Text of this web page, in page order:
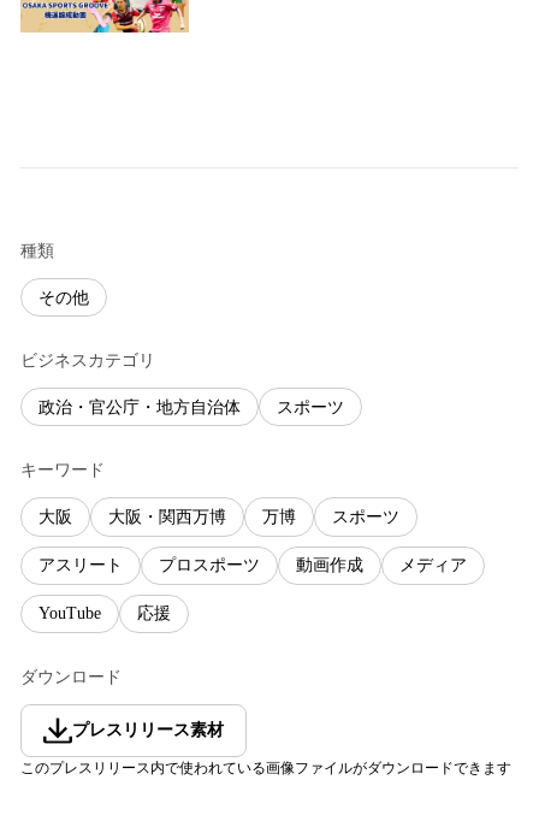
種類
その他
ビジネスカテゴリ
政治・官公庁・地方自治体 スポーツ
キーワード
大阪 大阪・関西万博 万博 スポーツ
アスリート プロスポーツ 動画作成 メディア
YouTube 応援
ダウンロード
プレスリリース素材
このプレスリリース内で使われている画像ファイルがダウンロードできます